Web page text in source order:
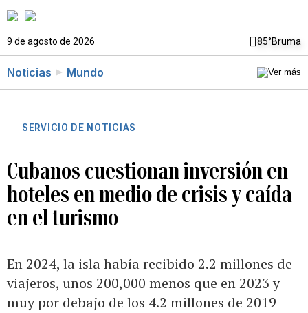
9 de agosto de 2026 85°Bruma
Noticias Mundo
SERVICIO DE NOTICIAS
Cubanos cuestionan inversión en
hoteles en medio de crisis y caída
en el turismo
En 2024, la isla había recibido 2.2 millones de
viajeros, unos 200,000 menos que en 2023 y
muy por debajo de los 4.2 millones de 2019